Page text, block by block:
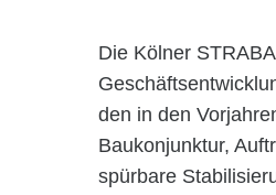
Die Kölner
den in den
Baukonjunktur,
spürbare